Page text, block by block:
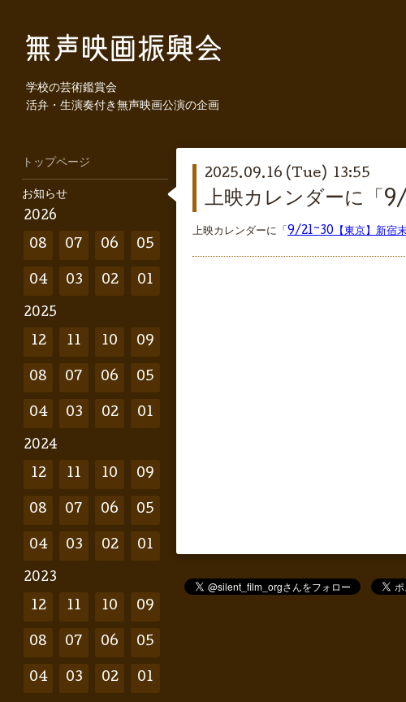
学校の芸術鑑賞会
活弁・生演奏付き無声映画公演の企画
2025.09.16 (Tue) 13:55
上映カレンダーに「
上映カレンダーに「 9/21~30【東京】新宿
トップページ
お知らせ
2026
08 07 06 05
04 03 02 01
2025
12 11 10 09
08 07 06 05
04 03 02 01
2024
12 11 10 09
08 07 06 05
04 03 02 01
2023
12 11 10 09
08 07 06 05
04 03 02 01